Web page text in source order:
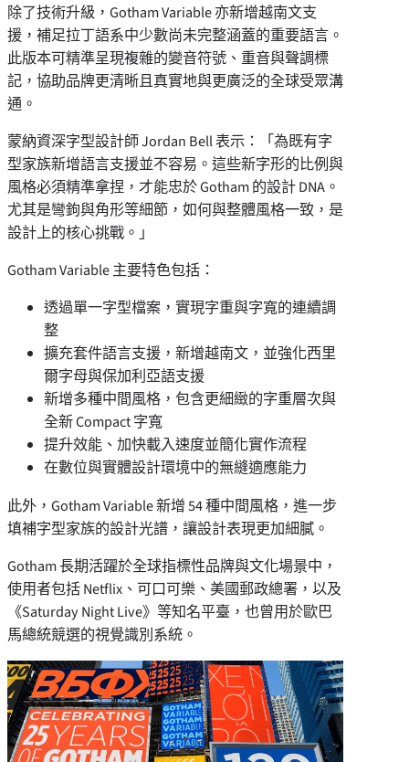
除了技術升級，Gotham Variable 亦新增越南文支
援，補足拉丁語系中少數尚未完整涵蓋的重要語言。
此版本可精準呈現複雜的變音符號、重音與聲調標
記，協助品牌更清晰且真實地與更廣泛的全球受眾溝
通。
蒙納資深字型設計師 Jordan Bell 表示：「為既有字
型家族新增語言支援並不容易。這些新字形的比例與
風格必須精準拿捏，才能忠於 Gotham 的設計 DNA。
尤其是彎鉤與角形等細節，如何與整體風格一致，是
設計上的核心挑戰。」
Gotham Variable 主要特色包括：
透過單一字型檔案，實現字重與字寬的連續調
整
擴充套件語言支援，新增越南文，並強化西里
爾字母與保加利亞語支援
新增多種中間風格，包含更細緻的字重層次與
全新 Compact 字寬
提升效能、加快載入速度並簡化實作流程
在數位與實體設計環境中的無縫適應能力
此外，Gotham Variable 新增 54 種中間風格，進一步
填補字型家族的設計光譜，讓設計表現更加細膩。
Gotham 長期活躍於全球指標性品牌與文化場景中，
使用者包括 Netflix、可口可樂、美國郵政總署，以及
《Saturday Night Live》等知名平臺，也曾用於歐巴
馬總統競選的視覺識別系統。